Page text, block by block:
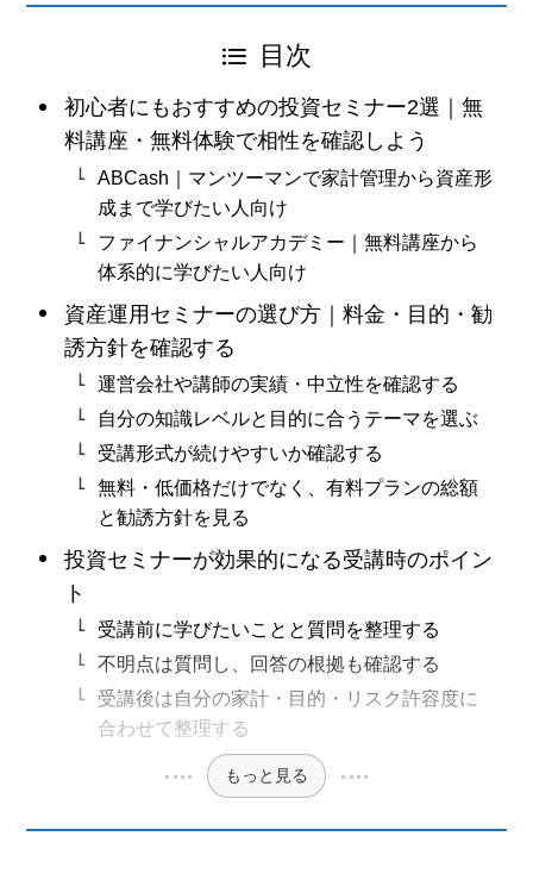
目次
初心者にもおすすめの投資セミナー2選｜無
料講座・無料体験で相性を確認しよう
ABCash｜マンツーマンで家計管理から資産形
成まで学びたい人向け
ファイナンシャルアカデミー｜無料講座から
体系的に学びたい人向け
資産運用セミナーの選び方｜料金・目的・勧
誘方針を確認する
運営会社や講師の実績・中立性を確認する
自分の知識レベルと目的に合うテーマを選ぶ
受講形式が続けやすいか確認する
無料・低価格だけでなく、有料プランの総額
と勧誘方針を見る
投資セミナーが効果的になる受講時のポイン
ト
受講前に学びたいことと質問を整理する
不明点は質問し、回答の根拠も確認する
受講後は自分の家計・目的・リスク許容度に
合わせて整理する
もっと見る